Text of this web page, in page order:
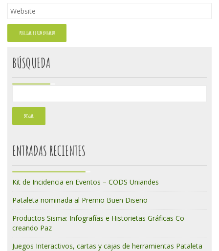
BÚSQUEDA
ENTRADAS RECIENTES
Kit de Incidencia en Eventos – CODS Uniandes
Pataleta nominada al Premio Buen Diseño
Productos Sisma: Infografías e Historietas Gráficas Co-
creando Paz
Juegos Interactivos, cartas y cajas de herramientas Pataleta